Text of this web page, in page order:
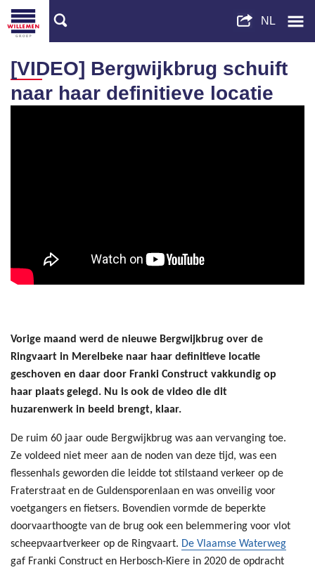
[VIDEO] Bergwijkbrug schuift
naar haar definitieve locatie
Vorige maand werd de nieuwe Bergwijkbrug over de
Ringvaart in Merelbeke naar haar definitieve locatie
geschoven en daar door Franki Construct vakkundig op
haar plaats gelegd. Nu is ook de video die dit
huzarenwerk in beeld brengt, klaar.
De ruim 60 jaar oude Bergwijkbrug was aan vervanging toe.
Ze voldeed niet meer aan de noden van deze tijd, was een
flessenhals geworden die leidde tot stilstaand verkeer op de
Fraterstraat en de Guldensporenlaan en was onveilig voor
voetgangers en fietsers. Bovendien vormde de beperkte
doorvaarthoogte van de brug ook een belemmering voor vlot
scheepvaartverkeer op de Ringvaart. De Vlaamse Waterweg
gaf Franki Construct en Herbosch-Kiere in 2020 de opdracht